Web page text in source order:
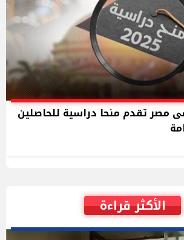
فى مصر تقدم منحا دراسية للحاصلين
الأكثر قراءة